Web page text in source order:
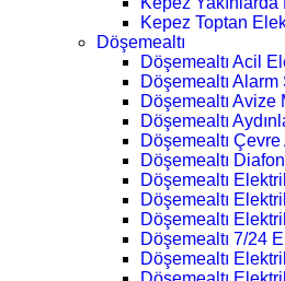
Kepez Toptan
Döşemealtı
Döşemealtı Acil
Döşemealtı
Döşemealtı Avize
Döşemealtı
Döşemealtı Çevre
Döşemealtı Diafon
Döşemealtı
Döşemealtı
Döşemealtı
Döşemealtı 7/24
Döşemealtı